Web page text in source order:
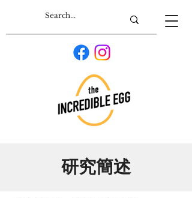
研究簡述